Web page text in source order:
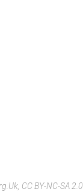
CC BY-NC-SA 2.0